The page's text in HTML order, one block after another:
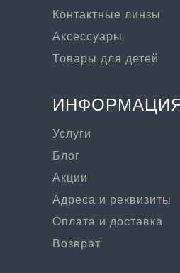
Контактные линзы
Аксессуары
Товары для детей
Услуги
Адреса и реквизиты
Оплата и доставка
Возврат
Блог
Акции